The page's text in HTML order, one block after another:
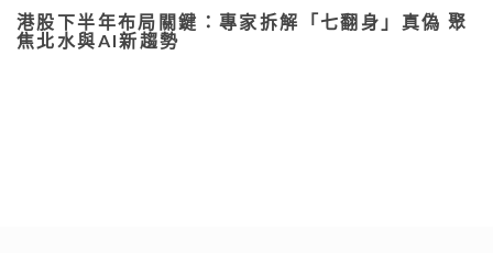
港股下半年布局關鍵：專家拆解「七翻身」真偽 聚
焦北水與AI新趨勢